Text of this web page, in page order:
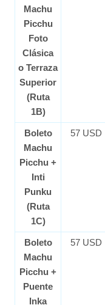
Machu
Picchu
Foto
Clásica
o Terraza
Superior
(Ruta
1B)
Boleto
Machu
Picchu +
Inti
Punku
(Ruta
1C)
57 USD
Boleto
Machu
Picchu +
Puente
Inka
57 USD